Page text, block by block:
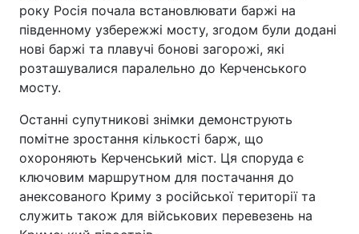
року Росія почала встановлювати баржі на
південному узбережжі мосту, згодом були додані
нові баржі та плавучі бонові загорожі, які
розташувалися паралельно до Керченського
мосту.
Останні супутникові знімки демонструють
помітне зростання кількості барж, що
охороняють Керченський міст. Ця споруда є
ключовим маршрутном для постачання до
анексованого Криму з російської території та
служить також для військових перевезень на